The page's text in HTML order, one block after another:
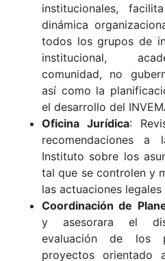
institucionales,
dinámica
todos los grupos de
institucional,
comunidad, no
así como la
el desarrollo del
Oficina Jurídica:
recomendaciones
Instituto sobre los
tal que se controlen y
las actuaciones
Coordinación de
y asesorara el
evaluación de los
proyectos orientado